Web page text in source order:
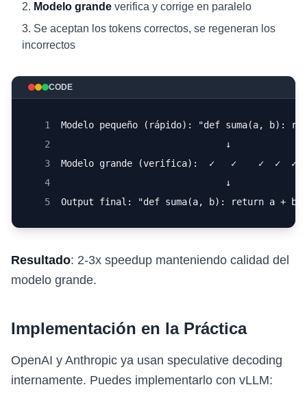
Modelo grande verifica y corrige en paralelo
Se aceptan los tokens correctos, se regeneran los
incorrectos
CODE
1
Modelo pequeño (rápido): "def suma(a, b):
2
                              ↓
3
Modelo grande (verifica):  ✓   ✓    ✓  ✓  ✓
4
                              ↓
5
Output final: "def suma(a, b): return a + b"
Resultado: 2-3x speedup manteniendo calidad del
modelo grande.
Implementación en la Práctica
OpenAI y Anthropic ya usan speculative decoding
internamente. Puedes implementarlo con vLLM: